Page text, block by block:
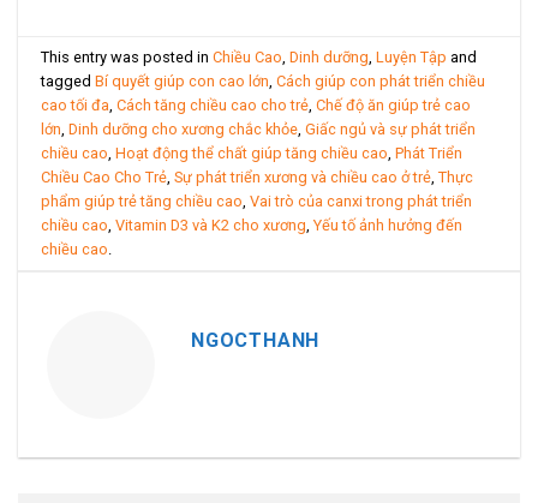
This entry was posted inChiều Cao ,Dinh dưỡng ,Luyện Tập and
taggedBí quyết giúp con cao lớn ,Cách giúp con phát triển chiều
cao tối đa ,Cách tăng chiều cao cho trẻ ,Chế độ ăn giúp trẻ cao
lớn ,Dinh dưỡng cho xương chắc khỏe ,Giấc ngủ và sự phát triển
chiều cao ,Hoạt động thể chất giúp tăng chiều cao ,Phát Triển
Chiều Cao Cho Trẻ ,Sự phát triển xương và chiều cao ở trẻ ,Thực
phẩm giúp trẻ tăng chiều cao ,Vai trò của canxi trong phát triển
chiều cao ,Vitamin D3 và K2 cho xương ,Yếu tố ảnh hưởng đến
chiều cao
NGOCTHANH